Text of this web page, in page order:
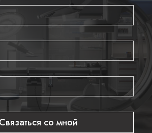
между зрачков;
с учетом анатомии человека,
адаптировать под любую
дужки;
вес достигает 46 грамм.
Связаться со мной